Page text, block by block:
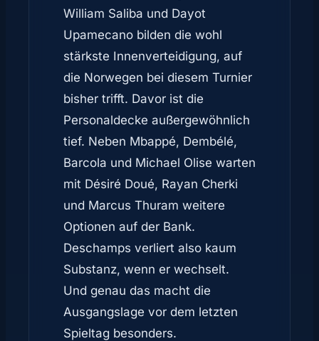
William Saliba und Dayot
Upamecano bilden die wohl
stärkste Innenverteidigung, auf
die Norwegen bei diesem Turnier
bisher trifft. Davor ist die
Personaldecke außergewöhnlich
tief. Neben Mbappé, Dembélé,
Barcola und Michael Olise warten
mit Désiré Doué, Rayan Cherki
und Marcus Thuram weitere
Optionen auf der Bank.
Deschamps verliert also kaum
Substanz, wenn er wechselt.
Und genau das macht die
Ausgangslage vor dem letzten
Spieltag besonders.